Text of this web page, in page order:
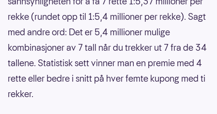
rekke (rundet opp til 1:5,4 millioner per rekke). Sagt
med andre ord: Det er 5,4 millioner mulige
kombinasjoner av 7 tall når du trekker ut 7 fra de 34
tallene. Statistisk sett vinner man en premie med 4
rette eller bedre i snitt på hver femte kupong med ti
rekker.